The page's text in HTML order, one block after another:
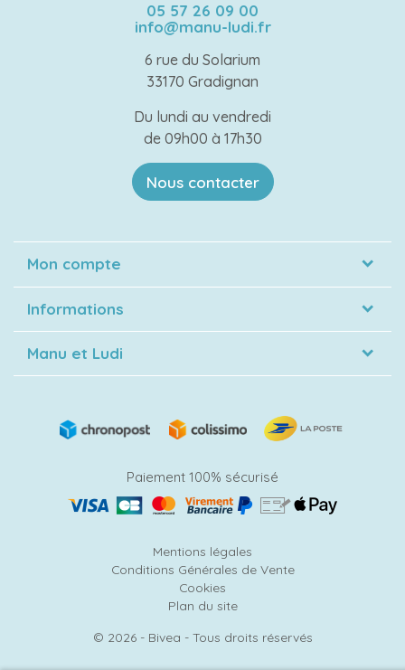
05 57 26 09 00
info@manu-ludi.fr
6 rue du Solarium
33170 Gradignan
Du lundi au vendredi
de 09h00 à 17h30
Nous contacter
Mon compte
Informations
Manu et Ludi
Paiement 100% sécurisé
Mentions légales
Conditions Générales de Vente
Cookies
Plan du site
© 2026 - Bivea - Tous droits réservés